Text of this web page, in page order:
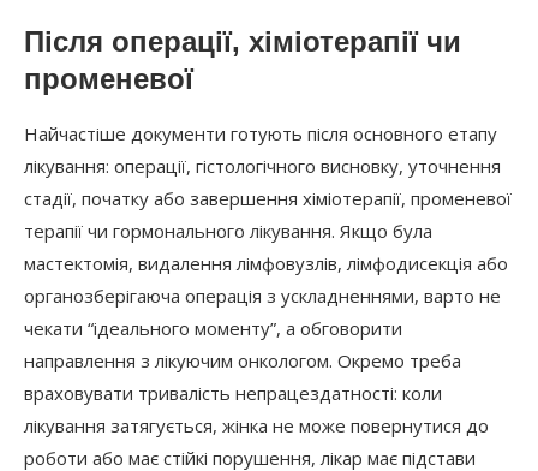
Після операції, хіміотерапії чи
променевої
Найчастіше документи готують після основного етапу
лікування: операції, гістологічного висновку, уточнення
стадії, початку або завершення хіміотерапії, променевої
терапії чи гормонального лікування. Якщо була
мастектомія, видалення лімфовузлів, лімфодисекція або
органозберігаюча операція з ускладненнями, варто не
чекати “ідеального моменту”, а обговорити
направлення з лікуючим онкологом. Окремо треба
враховувати тривалість непрацездатності: коли
лікування затягується, жінка не може повернутися до
роботи або має стійкі порушення, лікар має підстави